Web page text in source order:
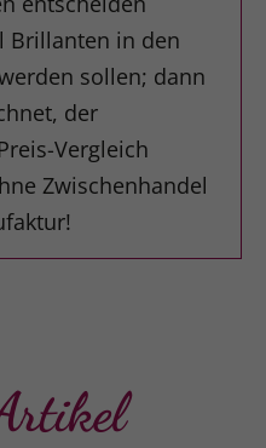
Brillanten in den
sollen; dann
der
Vergleich
Zwischenhandel